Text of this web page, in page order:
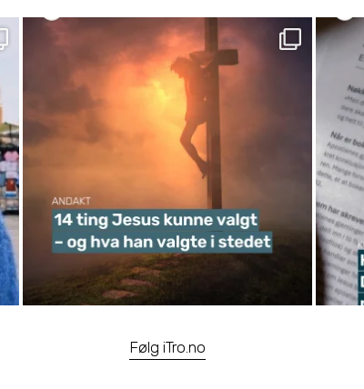
Følg iTro.no